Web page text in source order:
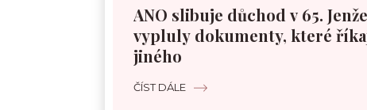
ANO slibuje důchod v 65.
vypluly dokumenty, které
jiného
ČÍST DÁLE